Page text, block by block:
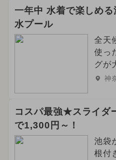
一年中 水着で楽しめ
水プール
全天
使っ
グが
神
コスパ最強★スライダ
で1,300円～！
池袋
根付